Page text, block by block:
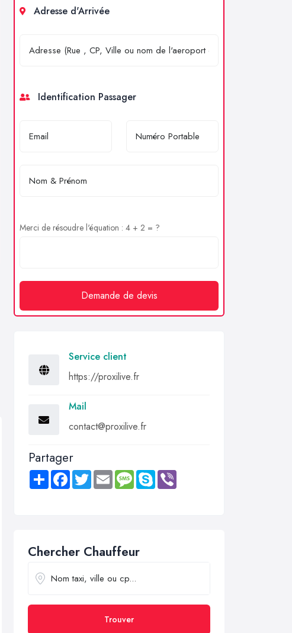
Adresse d'Arrivée
Identification Passager
Merci de résoudre l'équation : 4 + 2 = ?
Demande de devis
Service client
https://proxilive.fr
Mail
contact@proxilive.fr
Partager
Share FacebookTwitter Email MessageSkype
Chercher Chauffeur
Trouver